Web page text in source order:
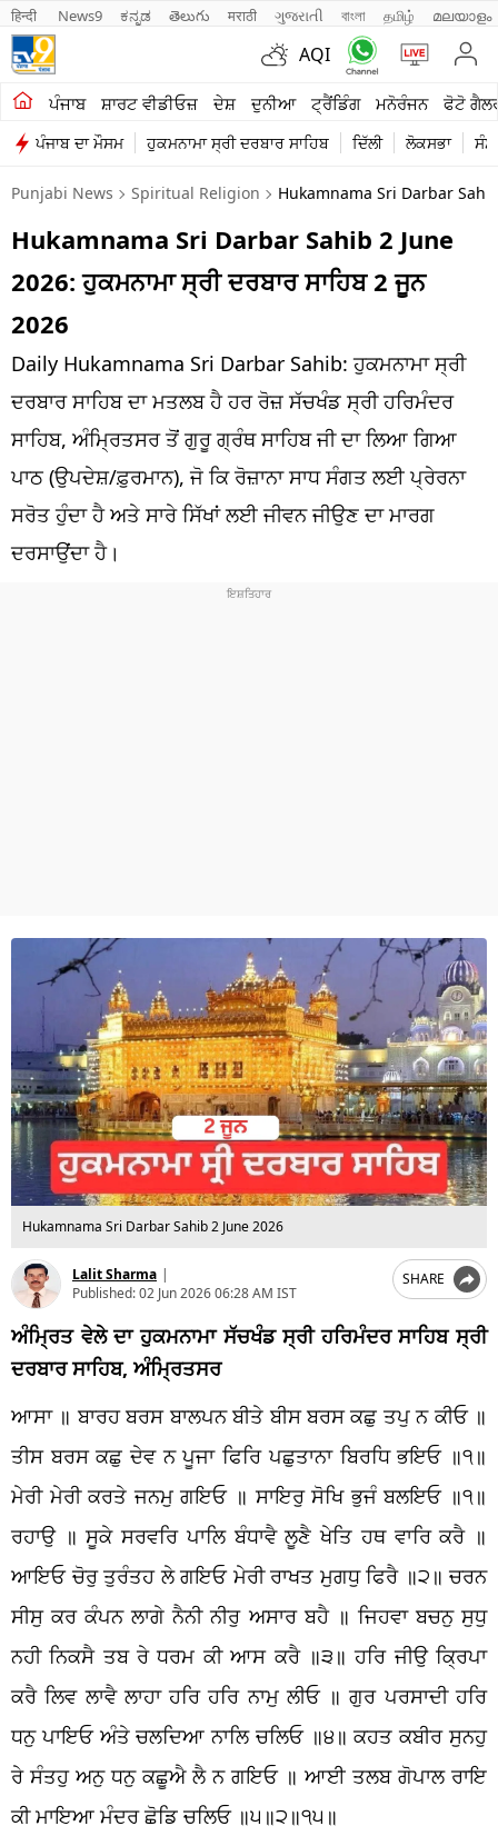
हिन्दी News9 ಕನ್ನಡ తెలుగు मराठी ગુજરાતી বাংলা தமிழ் മലയാളം
AQI
ਪੰਜਾਬ ਸ਼ਾਰਟ ਵੀਡੀਓਜ਼ ਦੇਸ਼ ਦੁਨੀਆ ਟ੍ਰੈਂਡਿੰਗ ਮਨੋਰੰਜਨ ਫੋਟੋ
ਪੰਜਾਬ ਦਾ ਮੌਸਮ ਹੁਕਮਨਾਮਾ ਸ੍ਰੀ ਦਰਬਾਰ ਸਾਹਿਬ ਦਿੱਲੀ ਲੋਕਸਭਾ
ਖੇਤੀਬਾੜੀ
ਸ਼ਾਰਟ ਵੀਡੀਓਜ਼
ਕਾਰੋਬਾਰ
ਕਰਿਅਰ
ਦੇਸ਼
ਲਾਈਫ ਸਟਾਈਲ
ਪੰਜਾਬ
ਧਰਮ
ਖੇਡਾਂ
Punjabi News Spiritual Religion Hukamnama Sri Darbar
Hukamnama Sri Darbar Sahib 2 June
2026: ਹੁਕਮਨਾਮਾ ਸ੍ਰੀ ਦਰਬਾਰ ਸਾਹਿਬ 2 ਜੂਨ
2026
Daily Hukamnama Sri Darbar Sahib: ਹੁਕਮਨਾਮਾ ਸ੍ਰੀ
ਦਰਬਾਰ ਸਾਹਿਬ ਦਾ ਮਤਲਬ ਹੈ ਹਰ ਰੋਜ਼ ਸੱਚਖੰਡ ਸ੍ਰੀ ਹਰਿਮੰਦਰ
ਸਾਹਿਬ, ਅੰਮ੍ਰਿਤਸਰ ਤੋਂ ਗੁਰੂ ਗ੍ਰੰਥ ਸਾਹਿਬ ਜੀ ਦਾ ਲਿਆ ਗਿਆ
ਪਾਠ (ਉਪਦੇਸ਼/ਫ਼ੁਰਮਾਨ), ਜੋ ਕਿ ਰੋਜ਼ਾਨਾ ਸਾਧ ਸੰਗਤ ਲਈ ਪ੍ਰੇਰਨਾ
ਸਰੋਤ ਹੁੰਦਾ ਹੈ ਅਤੇ ਸਾਰੇ ਸਿੱਖਾਂ ਲਈ ਜੀਵਨ ਜੀਉਣ ਦਾ ਮਾਰਗ
ਦਰਸਾਉਂਦਾ ਹੈ।
Hukamnama Sri Darbar Sahib 2 June 2026
Lalit Sharma |
Published:02 Jun 2026 06:28 AM IST
SHARE
ਅੰਮ੍ਰਿਤ ਵੇਲੇ ਦਾ ਹੁਕਮਨਾਮਾ ਸੱਚਖੰਡ ਸ੍ਰੀ ਹਰਿਮੰਦਰ ਸਾਹਿਬ ਸ੍ਰੀ
ਦਰਬਾਰ ਸਾਹਿਬ, ਅੰਮ੍ਰਿਤਸਰ
ਆਸਾ ॥ ਬਾਰਹ ਬਰਸ ਬਾਲਪਨ ਬੀਤੇ ਬੀਸ ਬਰਸ ਕਛੁ ਤਪੁ ਨ ਕੀਓ ॥
ਤੀਸ ਬਰਸ ਕਛੁ ਦੇਵ ਨ ਪੂਜਾ ਫਿਰਿ ਪਛੁਤਾਨਾ ਬਿਰਧਿ ਭਇਓ ॥੧॥
ਮੇਰੀ ਮੇਰੀ ਕਰਤੇ ਜਨਮੁ ਗਇਓ ॥ ਸਾਇਰੁ ਸੋਖਿ ਭੁਜੰ ਬਲਇਓ ॥੧॥
ਰਹਾਉ ॥ ਸੂਕੇ ਸਰਵਰਿ ਪਾਲਿ ਬੰਧਾਵੈ ਲੂਣੈ ਖੇਤਿ ਹਥ ਵਾਰਿ ਕਰੈ ॥
ਆਇਓ ਚੋਰੁ ਤੁਰੰਤਹ ਲੇ ਗਇਓ ਮੇਰੀ ਰਾਖਤ ਮੁਗਧੁ ਫਿਰੈ ॥੨॥ ਚਰਨ
ਸੀਸੁ ਕਰ ਕੰਪਨ ਲਾਗੇ ਨੈਨੀ ਨੀਰੁ ਅਸਾਰ ਬਹੈ ॥ ਜਿਹਵਾ ਬਚਨੁ ਸੁਧੁ
ਨਹੀ ਨਿਕਸੈ ਤਬ ਰੇ ਧਰਮ ਕੀ ਆਸ ਕਰੈ ॥੩॥ ਹਰਿ ਜੀਉ ਕ੍ਰਿਪਾ
ਕਰੈ ਲਿਵ ਲਾਵੈ ਲਾਹਾ ਹਰਿ ਹਰਿ ਨਾਮੁ ਲੀਓ ॥ ਗੁਰ ਪਰਸਾਦੀ ਹਰਿ
ਧਨੁ ਪਾਇਓ ਅੰਤੇ ਚਲਦਿਆ ਨਾਲਿ ਚਲਿਓ ॥੪॥ ਕਹਤ ਕਬੀਰ ਸੁਨਹੁ
ਰੇ ਸੰਤਹੁ ਅਨੁ ਧਨੁ ਕਛੂਐ ਲੈ ਨ ਗਇਓ ॥ ਆਈ ਤਲਬ ਗੋਪਾਲ ਰਾਇ
ਕੀ ਮਾਇਆ ਮੰਦਰ ਛੋਡਿ ਚਲਿਓ ॥੫॥੨॥੧੫॥